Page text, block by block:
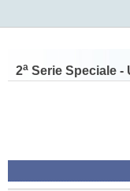
2a Serie Speciale -